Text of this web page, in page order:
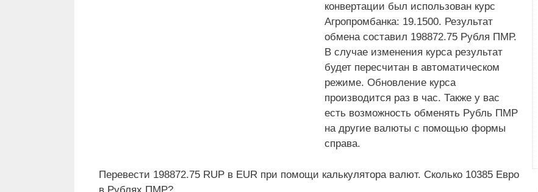
конвертации был использован курс
Агропромбанка: 19.1500. Результат
обмена составил 198872.75 Рубля ПМР.
В случае изменения курса результат
будет пересчитан в автоматическом
режиме. Обновление курса
производится раз в час. Также у вас
есть возможность обменять Рубль ПМР
на другие валюты с помощью формы
справа.
Перевести 198872.75 RUP в EUR при помощи калькулятора валют. Сколько 10385 Евро
в Рублях ПМР?